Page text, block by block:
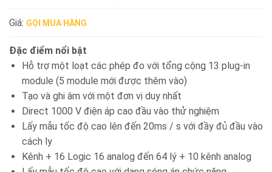
Giá: GỌI MUA HÀNG
Đặc điểm nổi bật
Hỗ trợ một loạt các phép đo với tổng cộng 13 plug-in
module (5 module mới được thêm vào)
Tạo và ghi âm với một đơn vị duy nhất
Direct 1000 V điện áp cao đầu vào thử nghiệm
Lấy mẫu tốc độ cao lên đến 20ms / s với đầy đủ đầu vào
cách ly
Kênh + 16 Logic 16 analog đến 64 lý + 10 kênh analog